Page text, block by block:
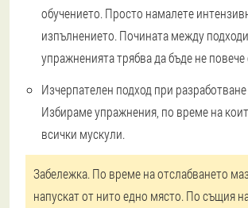
обучението. Просто намалете
изпълнението. Почината между
упражненията трябва да бъде не
Изчерпателен подход при
Избираме упражнения, по време на
всички мускули.
Забележка. По време на отслабването
напускат от нито едно място. По същия